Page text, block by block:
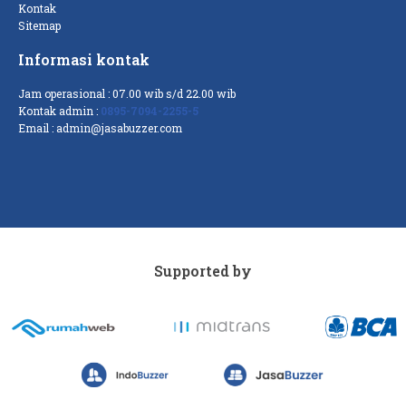
Kontak
Sitemap
Informasi kontak
Jam operasional : 07.00 wib s/d 22.00 wib
Kontak admin : 0895-7094-2255-5
Email : admin@jasabuzzer.com
Supported by